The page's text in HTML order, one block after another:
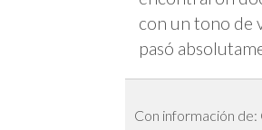
con un tono de
pasó
Con información